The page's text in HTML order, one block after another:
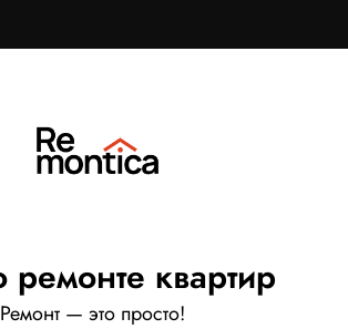
ремонте квартир
Ремонт — это просто!